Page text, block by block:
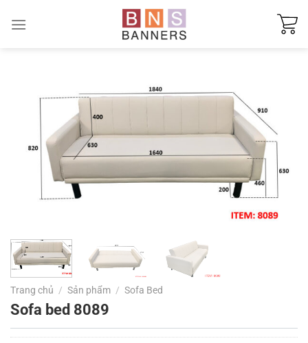
Trang chủ / Sản phẩm / Sofa Bed
Sofa bed 8089